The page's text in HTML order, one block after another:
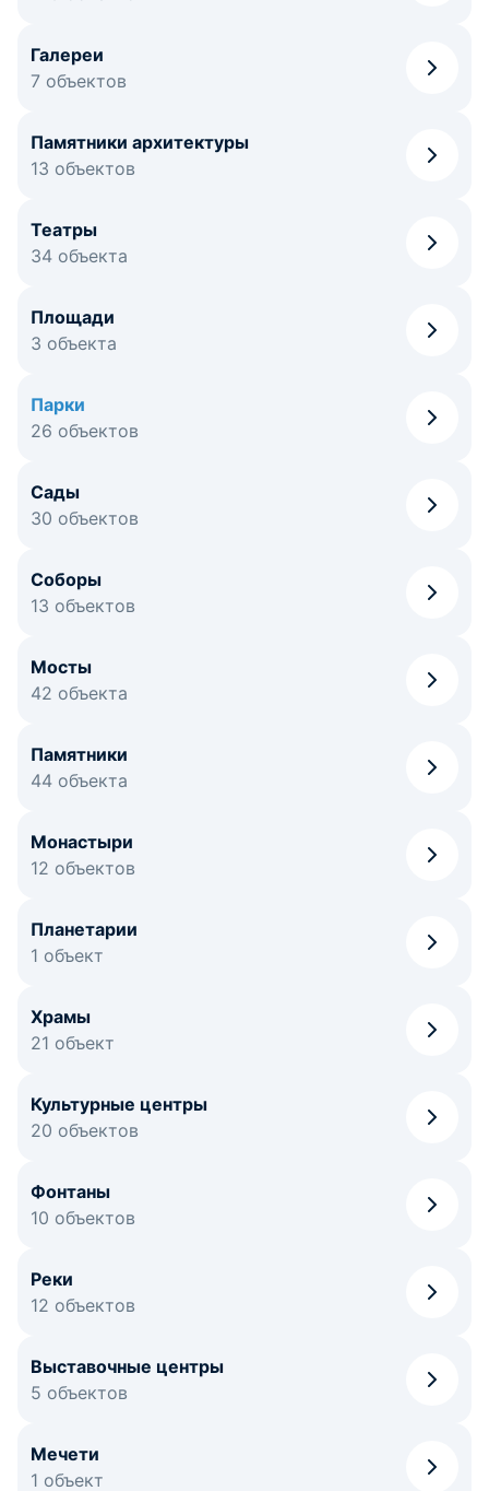
Галереи
7 объектов
Памятники архитектуры
13 объектов
Театры
34 объекта
Площади
3 объекта
Парки
26 объектов
Сады
30 объектов
Соборы
13 объектов
Мосты
42 объекта
Памятники
44 объекта
Монастыри
12 объектов
Планетарии
1 объект
Храмы
21 объект
Культурные центры
20 объектов
Фонтаны
10 объектов
Реки
12 объектов
Выставочные центры
5 объектов
Мечети
1 объект